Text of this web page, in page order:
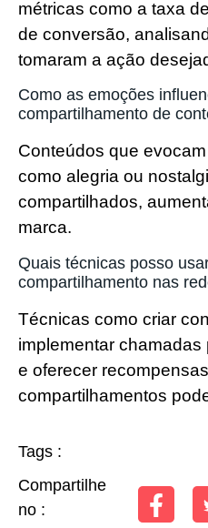
métricas como a taxa
de conversão,
tomaram a ação
Como as emoções
compartilhamento de
Conteúdos que
como alegria ou
compartilhados,
marca.
Quais técnicas posso
compartilhamento nas
Técnicas como criar
implementar
e oferecer
compartilhamentos
Tags :
Compartilhe
no :